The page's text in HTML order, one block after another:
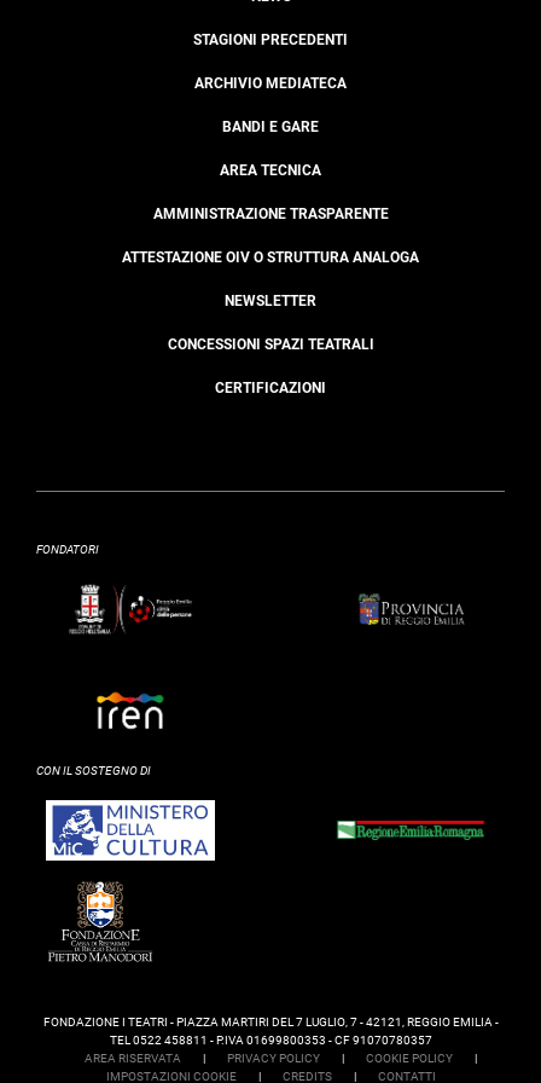
STAGIONI PRECEDENTI
ARCHIVIO MEDIATECA
BANDI E GARE
AREA TECNICA
AMMINISTRAZIONE TRASPARENTE
ATTESTAZIONE OIV O STRUTTURA ANALOGA
NEWSLETTER
CONCESSIONI SPAZI TEATRALI
CERTIFICAZIONI
FONDATORI
CON IL SOSTEGNO DI
FONDAZIONE I TEATRI - PIAZZA MARTIRI DEL 7 LUGLIO, 7 - 42121, REGGIO EMILIA -
TEL 0522 458811 - P.IVA 01699800353 - CF 91070780357
AREA RISERVATA
| PRIVACY POLICY | COOKIE POLICY
|
IMPOSTAZIONI COOKIE
| CREDITS | CONTATTI